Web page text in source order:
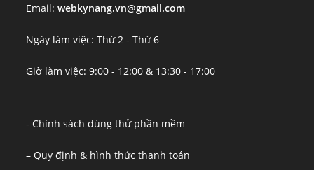
Email:webkynang.vn@gmail.com
Ngày làm việc: Thứ 2 - Thứ 6
Giờ làm việc: 9:00 - 12:00 & 13:30 - 17:00
- Chính sách dùng thử phần mềm
– Quy định & hình thức thanh toán